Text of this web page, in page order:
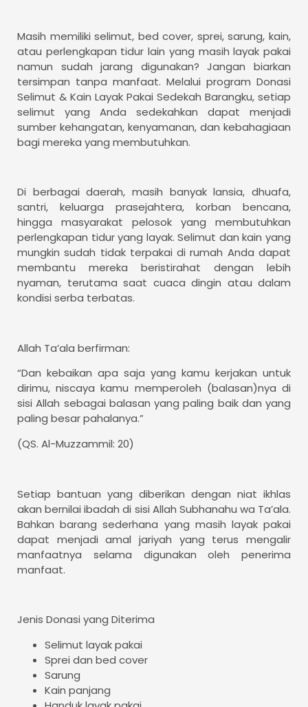
Masih memiliki selimut, bed cover, sprei, sarung, kain,
atau perlengkapan tidur lain yang masih layak pakai
namun sudah jarang digunakan? Jangan biarkan
tersimpan tanpa manfaat. Melalui program Donasi
Selimut & Kain Layak Pakai Sedekah Barangku, setiap
selimut yang Anda sedekahkan dapat menjadi
sumber kehangatan, kenyamanan, dan kebahagiaan
bagi mereka yang membutuhkan.
Di berbagai daerah, masih banyak lansia, dhuafa,
santri, keluarga prasejahtera, korban bencana,
hingga masyarakat pelosok yang membutuhkan
perlengkapan tidur yang layak. Selimut dan kain yang
mungkin sudah tidak terpakai di rumah Anda dapat
membantu mereka beristirahat dengan lebih
nyaman, terutama saat cuaca dingin atau dalam
kondisi serba terbatas.
Allah Ta’ala berfirman:
“Dan kebaikan apa saja yang kamu kerjakan untuk
dirimu, niscaya kamu memperoleh (balasan)nya di
sisi Allah sebagai balasan yang paling baik dan yang
paling besar pahalanya.”
(QS. Al-Muzzammil: 20)
Setiap bantuan yang diberikan dengan niat ikhlas
akan bernilai ibadah di sisi Allah Subhanahu wa Ta’ala.
Bahkan barang sederhana yang masih layak pakai
dapat menjadi amal jariyah yang terus mengalir
manfaatnya selama digunakan oleh penerima
manfaat.
Jenis Donasi yang Diterima
Selimut layak pakai
Sprei dan bed cover
Sarung
Kain panjang